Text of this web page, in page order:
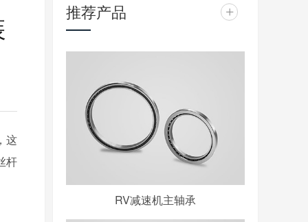
这
杆
推荐产品 +
RV减速机主轴承